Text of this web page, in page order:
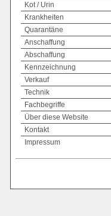
Kot / Urin
Krankheiten
Quarantäne
Anschaffung
Abschaffung
Kennzeichnung
Verkauf
Technik
Fachbegriffe
Über diese Website
Kontakt
Impressum